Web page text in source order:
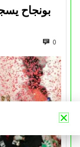
بونجاح
0